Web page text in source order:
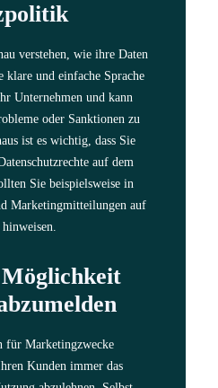
verstehen, wie ihre Daten
klare und einfache Sprache
Unternehmen und kann
oder Sanktionen zu
ist es wichtig, dass Sie
auf dem
Sie beispielsweise in
Marketingmitteilungen auf
für Marketingzwecke
Kunden immer das